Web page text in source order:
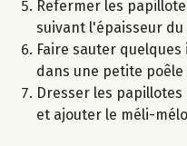
Refermer les
suivant l'épaisseur du
Faire sauter
dans une petite
Dresser les
et ajouter le méli-